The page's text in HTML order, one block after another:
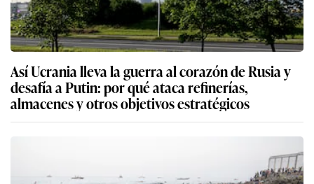
Así Ucrania lleva la guerra al corazón de Rusia y
desafía a Putin: por qué ataca refinerías,
almacenes y otros objetivos estratégicos